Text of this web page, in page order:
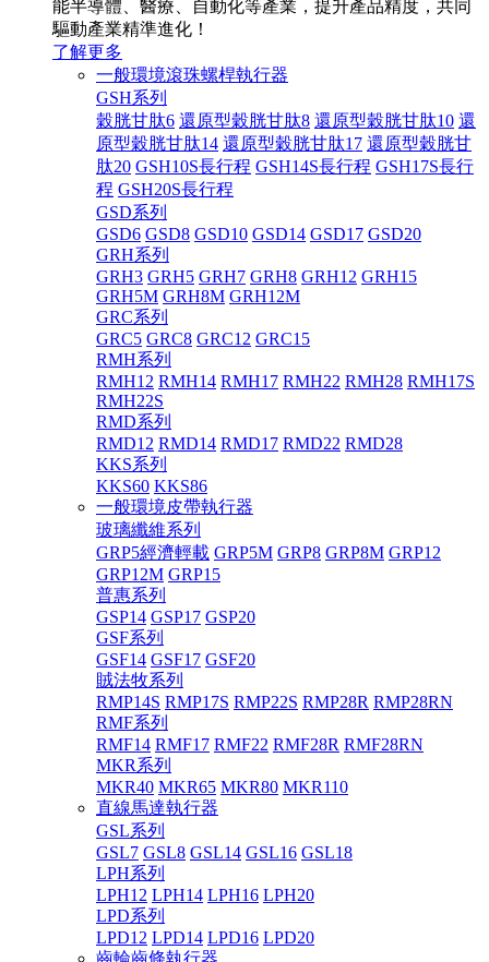
能半導體、醫療、自動化等產業，提升產品精度，共同
驅動產業精準進化！
了解更多
一般環境滾珠螺桿執行器
GSH系列
穀胱甘肽6 還原型穀胱甘肽8 還原型穀胱甘肽10 還
原型穀胱甘肽14 還原型穀胱甘肽17 還原型穀胱甘
肽20 GSH10S長行程 GSH14S長行程 GSH17S長行
程 GSH20S長行程
GSD系列
GSD6 GSD8 GSD10 GSD14 GSD17 GSD20
GRH系列
GRH3 GRH5 GRH7 GRH8 GRH12 GRH15
GRH5M GRH8M GRH12M
GRC系列
GRC5 GRC8 GRC12 GRC15
RMH系列
RMH12 RMH14 RMH17 RMH22 RMH28 RMH17S
RMH22S
RMD系列
RMD12 RMD14 RMD17 RMD22 RMD28
KKS系列
KKS60 KKS86
一般環境皮帶執行器
玻璃纖維系列
GRP5經濟輕載 GRP5M GRP8 GRP8M GRP12
GRP12M GRP15
普惠系列
GSP14 GSP17 GSP20
GSF系列
GSF14 GSF17 GSF20
賊法牧系列
RMP14S RMP17S RMP22S RMP28R RMP28RN
RMF系列
RMF14 RMF17 RMF22 RMF28R RMF28RN
MKR系列
MKR40 MKR65 MKR80 MKR110
直線馬達執行器
GSL系列
GSL7 GSL8 GSL14 GSL16 GSL18
LPH系列
LPH12 LPH14 LPH16 LPH20
LPD系列
LPD12 LPD14 LPD16 LPD20
齒輪齒條執行器